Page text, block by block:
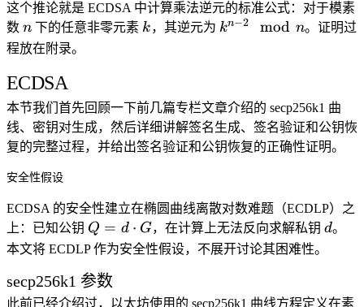
这个推论就是 ECDSA 中计算乘法逆元的标准公式：对于模素
数 n
n 下的任意非零元素 k
k，其逆元为 k^{n-
kn−2 mod n。证明过
程放在附录。
ECDSA
本节我们首先回顾一下前几篇专栏文章介绍的 secp256k1 曲
线、密钥对生成，然后详细讲解签名生成、签名验证和公钥恢
复的完整过程，并给出签名验证和公钥恢复的正确性证明。
安全性假设
ECDSA 的安全性建立在椭圆曲线离散对数难题（ECDLP）之
上：已知公钥 Q =
d
G
Q = d ⋅ G，在计算上无法反向求解私钥d
d。
本文将 ECDLP 作为安全性假设，不展开讨论其困难性。
secp256k1 参数
此前已经介绍过，以太坊使用的 secp256k1 曲线方程定义在素